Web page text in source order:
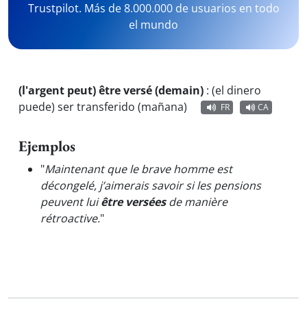
Trustpilot. Más de 8.000.000 de usuarios en todo
el mundo
(l'argent peut) être versé (demain) : (el dinero
puede) ser transferido (mañana)
FR CA
Ejemplos
"Maintenant que le brave homme est
décongelé, j’aimerais savoir si les pensions
peuvent luiêtre verséesde manière
rétroactive."